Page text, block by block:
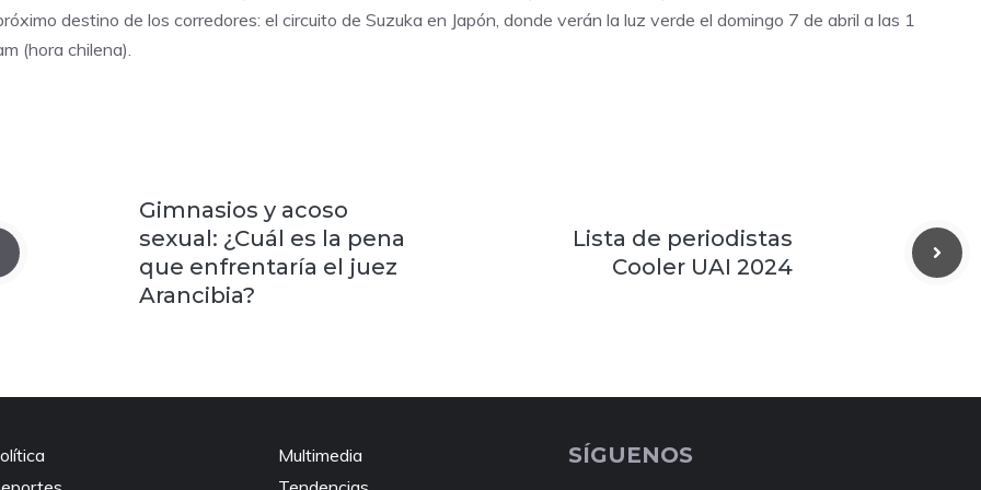
destino de los corredores: el circuito de Suzuka en Japón, donde verán la luz verde el domingo 7 de abril a las 1
(hora chilena).
Gimnasios y acoso
sexual: ¿Cuál es la pena
que enfrentaría el juez
Arancibia?
Lista de periodistas
Cooler UAI 2024
Multimedia
SÍGUENOS